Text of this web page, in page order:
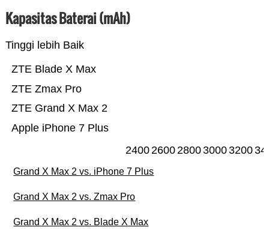
Kapasitas Baterai (mAh)
Tinggi lebih Baik
Apple iPhone 7 Plus
ZTE Grand X Max 2
ZTE Zmax Pro
ZTE Blade X Max
24002600280030003200
Grand X Max 2 vs. iPhone 7 Plus
Grand X Max 2 vs. Zmax Pro
Grand X Max 2 vs. Blade X Max